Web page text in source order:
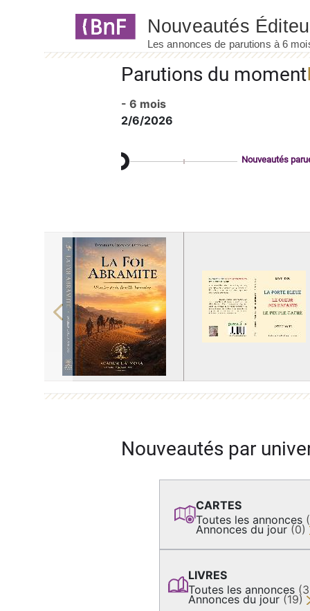
Parutions du moment
- 6 mois
2/6/2026
Nouveautés
Previous
Nouveautés par
CARTES
Toutes les annonces
Annonces du jour (0)
LIVRES
Toutes les annonces
Annonces du jour (19)